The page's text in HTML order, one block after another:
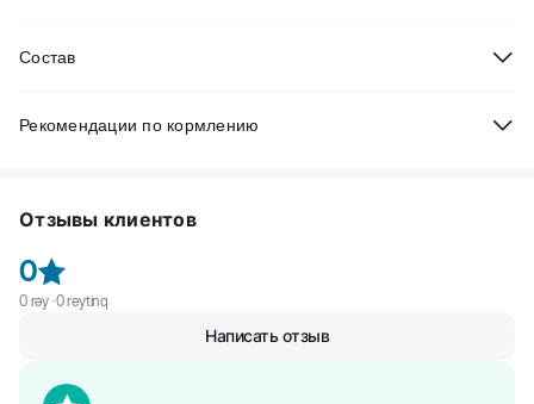
собой аппетитные жевательные полоски. Лакомство
- помогает очищать зубы и десна для профилактики
- минералы в составе поддерживают здоровье костей и зубов
- не содержит вредных искусственных ароматизаторов и
Состав
минералы.
Рекомендации по кормлению
Не забудьте извлечь из упаковки абсорбент,
Отзывы клиентов
0
0rəy ·0reytinq
Написать отзыв